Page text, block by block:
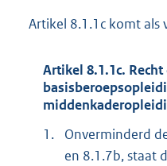
Artikel 8.1.1c komt als
Artikel 8.1.1c.
1.
Onverminderd
en 8.1.7b, staat